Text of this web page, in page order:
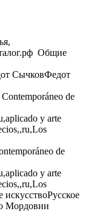
Общие
Федот
de
y arte
Русское